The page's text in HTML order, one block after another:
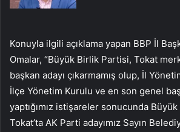
Konuyla ilgili açıklama yapan BBP İl
Omalar, “Büyük Birlik Partisi, Tokat
başkan adayı çıkarmamış olup, İl
İlçe Yönetim Kurulu ve en son genel
yaptığımız istişareler sonucunda
Tokat’ta AK Parti adayımız Sayın